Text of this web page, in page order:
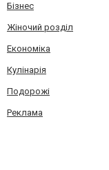
Бізнес
Жіночий розділ
Економіка
Кулінарія
Подорожі
Реклама